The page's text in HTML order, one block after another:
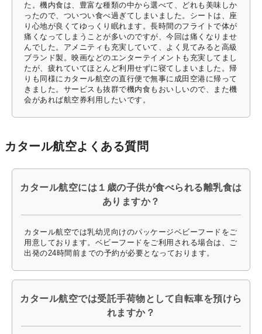
た。機内食は、豊富な種類の中から選べて、どれも美味しか
ったので、ついつい食べ過ぎてしまいました。シートは、座
り心地が良くてゆっくり眠れます。長時間のフライトで体が
痛くなってしまうことが多いのですが、今回は痛くなりませ
んでした。アメニティも充実していて、よく見てみると高級
ブランド製。映画などのエンターテイメントも充実してまし
たが、疲れていてほとんど利用せずに寝てしまいました。帰
りも同様にカタール航空の直行便で無事に成田空港に帰って
きました。サービスも抜群で機内食もおいしいので、また機
会があれば航空券利用したいです。
カタール航空よくある質問
カタール航空には１歳の子供が食べられる離乳食は
ありますか？
カタール航空では乳幼児向けのパッケージベビーフードをご
用意しております。ベビーフードをご利用される場合は、ご
出発の24時間前までの予約が必要となっております。
カタール航空では受託手荷物として自転車を預けら
れますか？